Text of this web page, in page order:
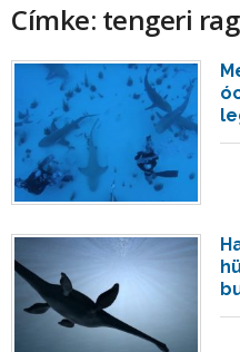
Címke: tengeri